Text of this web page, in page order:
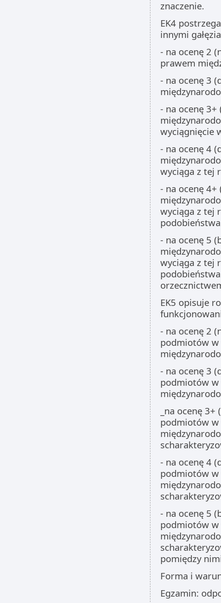
znaczenie.
EK4
innymi
- na ocenę 2
prawem
- na ocenę 3
- na ocenę
wyciągnięcie
- na ocenę 4
wyciąga z tej
- na ocenę
wyciąga z tej
- na ocenę 5
wyciąga z tej
EK5 opisuje
- na ocenę 2
podmiotów
- na ocenę 3
podmiotów
_na ocenę
podmiotów
- na ocenę 4
podmiotów
- na ocenę 5
podmiotów
pomiędzy
Forma i
Egzamin: